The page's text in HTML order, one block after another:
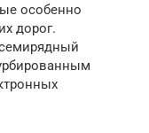
особенно
дорог.